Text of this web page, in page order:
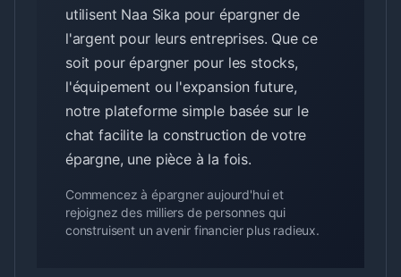
utilisent Naa Sika pour épargner de
l'argent pour leurs entreprises. Que ce
soit pour épargner pour les stocks,
l'équipement ou l'expansion future,
notre plateforme simple basée sur le
chat facilite la construction de votre
épargne, une pièce à la fois.
Commencez à épargner aujourd'hui et
rejoignez des milliers de personnes qui
construisent un avenir financier plus radieux.